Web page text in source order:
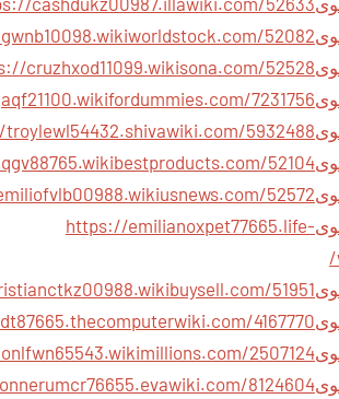
https://emilianoxpet77665.life-
wiki.com/52547/